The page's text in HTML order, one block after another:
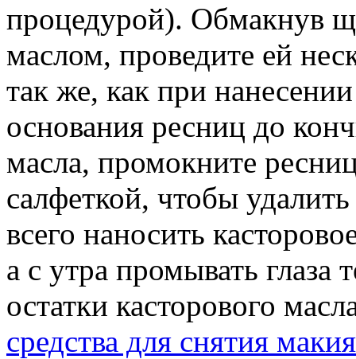
процедурой). Обмакнув
маслом, проведите ей
так же, как при
основания ресниц до
масла, промокните
салфеткой, чтобы
всего наносить
а с утра промывать глаза
остатки касторового
средства для снятия